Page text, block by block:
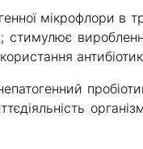
мікрофлори в
стимулює